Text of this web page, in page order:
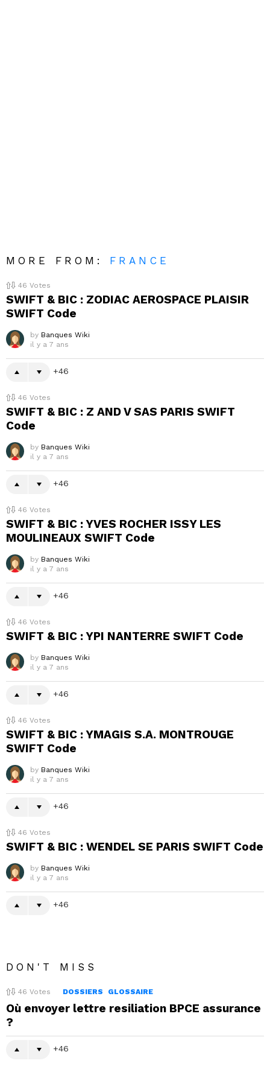
MORE FROM: FRANCE
46 Votes
SWIFT & BIC : ZODIAC AEROSPACE PLAISIR
SWIFT Code
by Banques Wiki
il y a 7 ans
46
46 Votes
SWIFT & BIC : Z AND V SAS PARIS SWIFT
Code
by Banques Wiki
il y a 7 ans
46
46 Votes
SWIFT & BIC : YVES ROCHER ISSY LES
MOULINEAUX SWIFT Code
by Banques Wiki
il y a 7 ans
46
46 Votes
SWIFT & BIC : YPI NANTERRE SWIFT Code
by Banques Wiki
il y a 7 ans
46
46 Votes
SWIFT & BIC : YMAGIS S.A. MONTROUGE
SWIFT Code
by Banques Wiki
il y a 7 ans
46
46 Votes
SWIFT & BIC : WENDEL SE PARIS SWIFT Code
by Banques Wiki
il y a 7 ans
46
DON'T MISS
46 Votes DOSSIERS GLOSSAIRE
Où envoyer lettre resiliation BPCE assurance
?
46